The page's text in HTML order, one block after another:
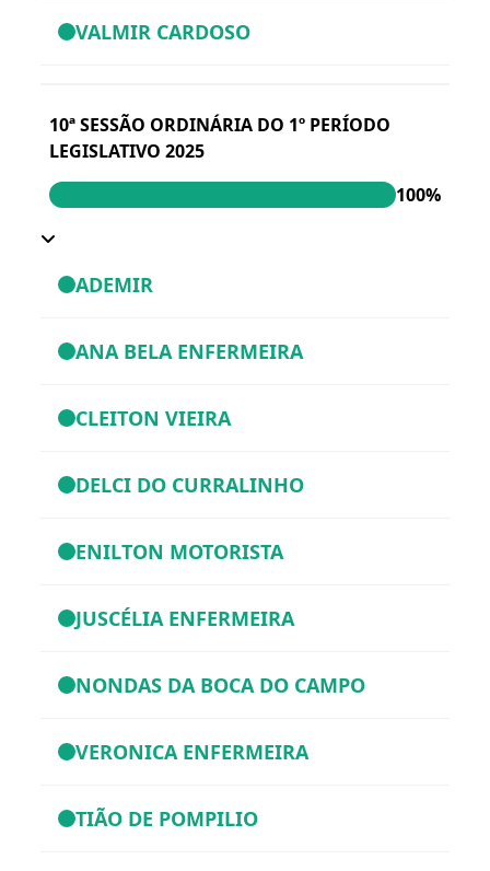
VALMIR CARDOSO
10ª SESSÃO ORDINÁRIA DO 1º PERÍODO
LEGISLATIVO 2025
100%
ADEMIR
ANA BELA ENFERMEIRA
CLEITON VIEIRA
DELCI DO CURRALINHO
ENILTON MOTORISTA
JUSCÉLIA ENFERMEIRA
NONDAS DA BOCA DO CAMPO
VERONICA ENFERMEIRA
TIÃO DE POMPILIO